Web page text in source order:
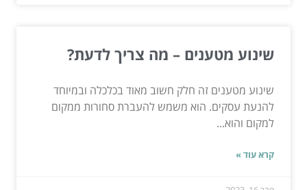
שינוע מטענים – מה צריך לדעת?
שינוע מטענים זה חלק חשוב מאוד בכלכלה ובמיוחד
להנעת עסקים. הוא משמש להעברת סחורות ממקום
למקום והוא...
קרא עוד »